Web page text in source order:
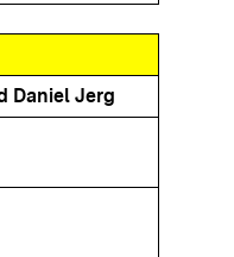
Daniel Jerg